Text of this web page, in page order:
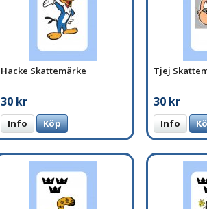
Hacke Skattemärke
30 kr
Info Köp
Tjej
30 kr
Info